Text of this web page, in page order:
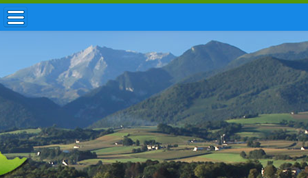
ACCUEIL / INFOS
MUNICIPALITÉ
VIE LOCALE
ENFANCE
TOURISME